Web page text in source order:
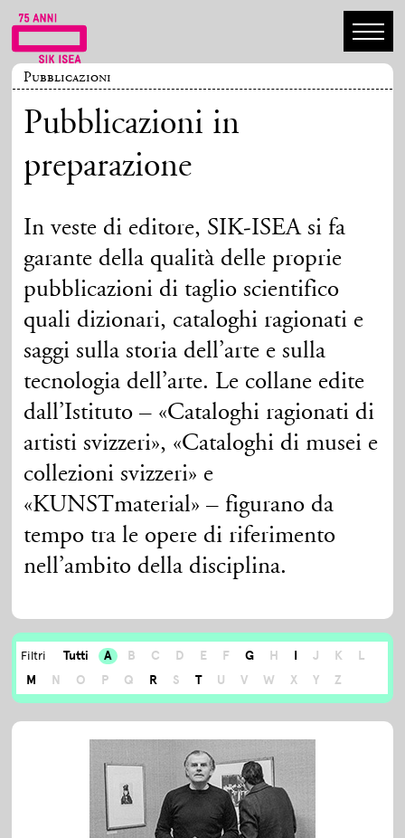
Pubblicazioni
Pubblicazioni in
preparazione
In veste di editore, SIK-ISEA si fa
garante della qualità delle proprie
pubblicazioni di taglio scientifico
quali dizionari, cataloghi ragionati e
saggi sulla storia dell’arte e sulla
tecnologia dell’arte. Le collane edite
dall’Istituto – «Cataloghi ragionati di
artisti svizzeri», «Cataloghi di musei e
collezioni svizzeri» e
«KUNSTmaterial» – figurano da
tempo tra le opere di riferimento
nell’ambito della disciplina.
Filtri Tutti A B C D E F G H I J K
L
M
N O P Q R S T U V W X Y Z